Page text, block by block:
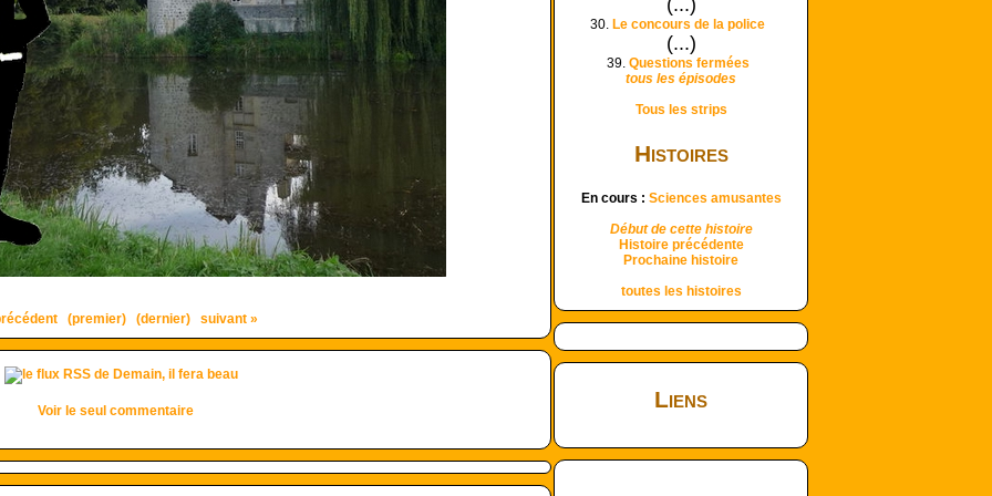
(premier) (dernier) suivant »
Voir le seul commentaire
(...)
30. Le concours de la police
(...)
39. Questions fermées
tous les épisodes
Tous les strips
Histoires
En cours : Sciences amusantes
Début de cette histoire
Histoire précédente
Prochaine histoire
toutes les histoires
Liens